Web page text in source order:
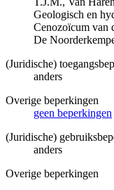
Geologisch en
Cenozoïcum van
De
(Juridische)
anders
Overige beperkingen
geen beperkingen
(Juridische)
anders
Overige beperkingen